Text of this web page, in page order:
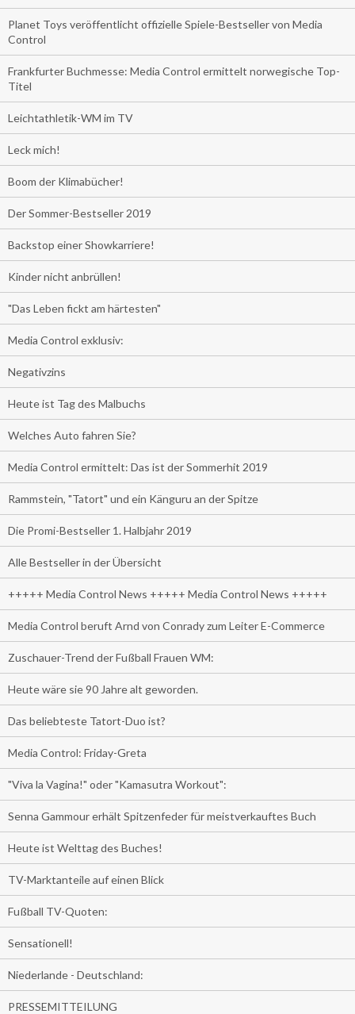
Planet Toys veröffentlicht offizielle Spiele-Bestseller von Media
Control
Frankfurter Buchmesse: Media Control ermittelt norwegische Top-
Titel
Leichtathletik-WM im TV
Leck mich!
Boom der Klimabücher!
Der Sommer-Bestseller 2019
Backstop einer Showkarriere!
Kinder nicht anbrüllen!
"Das Leben fickt am härtesten"
Media Control exklusiv:
Negativzins
Heute ist Tag des Malbuchs
Welches Auto fahren Sie?
Media Control ermittelt: Das ist der Sommerhit 2019
Rammstein, "Tatort" und ein Känguru an der Spitze
Die Promi-Bestseller 1. Halbjahr 2019
Alle Bestseller in der Übersicht
+++++ Media Control News +++++ Media Control News +++++
Media Control beruft Arnd von Conrady zum Leiter E-Commerce
Zuschauer-Trend der Fußball Frauen WM:
Heute wäre sie 90 Jahre alt geworden.
Das beliebteste Tatort-Duo ist?
Media Control: Friday-Greta
"Viva la Vagina!" oder "Kamasutra Workout":
Senna Gammour erhält Spitzenfeder für meistverkauftes Buch
Heute ist Welttag des Buches!
TV-Marktanteile auf einen Blick
Fußball TV-Quoten:
Sensationell!
Niederlande - Deutschland:
PRESSEMITTEILUNG